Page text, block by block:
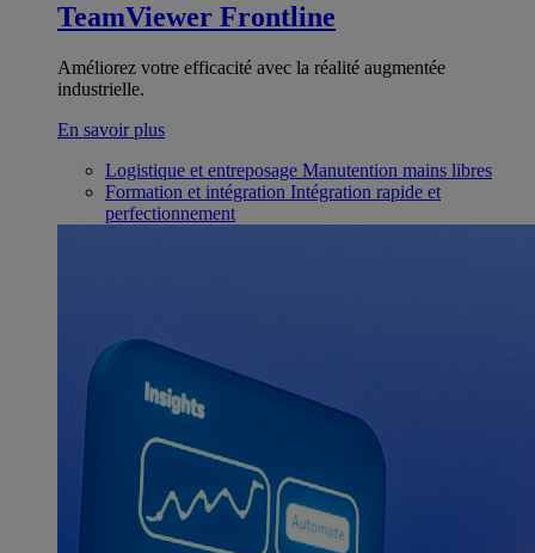
TeamViewer Frontline
Améliorez votre efficacité avec la réalité augmentée
industrielle.
En savoir plus
Logistique et entreposage Manutention mains libres
Formation et intégration Intégration rapide et
perfectionnement